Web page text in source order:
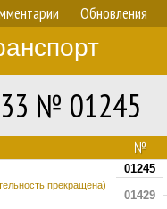
Обновления
№ 01245
№
прекращена)
01245
01429